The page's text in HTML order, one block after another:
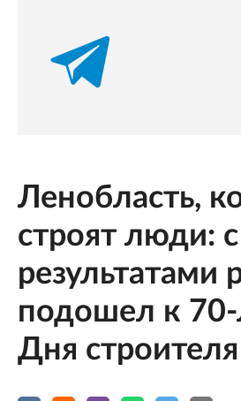
Ленобласть,
строят люди:
результатами
подошел к
Дня строителя